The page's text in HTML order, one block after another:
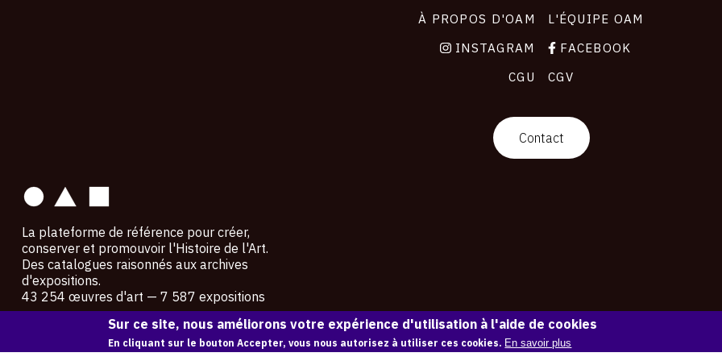
À PROPOS D'OAM
L'ÉQUIPE OAM
INSTAGRAM
FACEBOOK
CGU
CGV
Contact
La plateforme de référence pour créer,
conserver et promouvoir l'Histoire de l'Art.
Des catalogues raisonnés aux archives
d'expositions.
43 254 œuvres d'art — 7 587 expositions
Copyright © OAM 2026. Tous droits réservés.
Sur ce site, nous améliorons votre expérience d'utilisation à l'aide de cookies
En cliquant sur le bouton Accepter, vous nous autorisez à utiliser ces cookies. En savoir plus